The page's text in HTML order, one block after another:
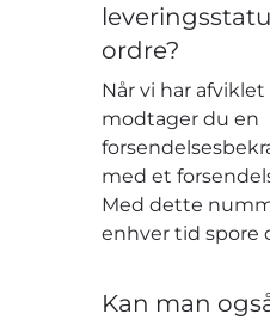
ordre?
Når vi har
modtager du en
med et
Med dette
enhver tid spore
Kan man